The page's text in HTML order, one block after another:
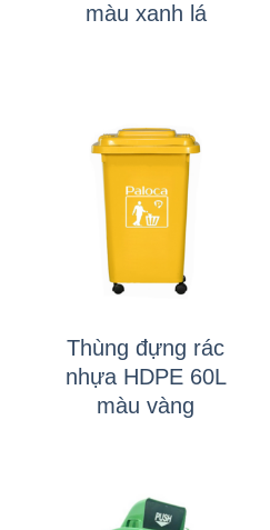
màu xanh lá
Thùng đựng rác
nhựa HDPE 60L
màu vàng